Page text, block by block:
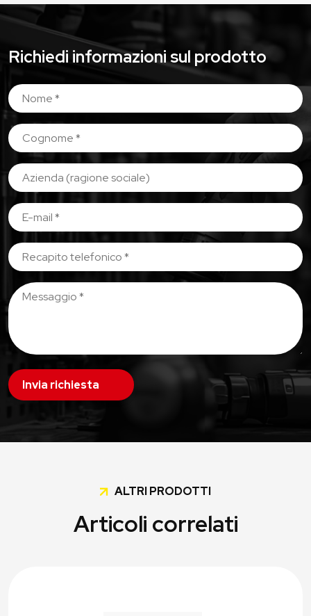
Richiedi informazioni sul prodotto
Invia richiesta
ALTRI PRODOTTI
Articoli correlati